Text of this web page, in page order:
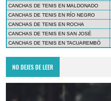
CANCHAS DE TENIS EN MALDONADO
CANCHAS DE TENIS EN RÍO NEGRO
CANCHAS DE TENIS EN ROCHA
CANCHAS DE TENIS EN SAN JOSÉ
CANCHAS DE TENIS EN TACUAREMBÓ
NO DEJES DE LEER